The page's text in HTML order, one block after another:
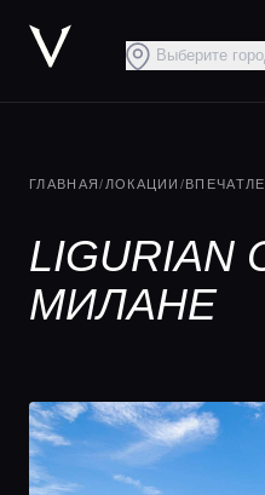
Выберите
ГЛАВНАЯ/ ЛОКАЦИИ /
LIGURIAN
МИЛАНЕ